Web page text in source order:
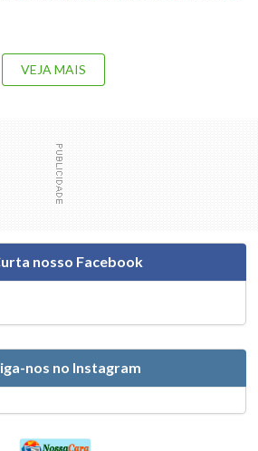
VEJA MAIS
nosso Facebook
nos no Instagram